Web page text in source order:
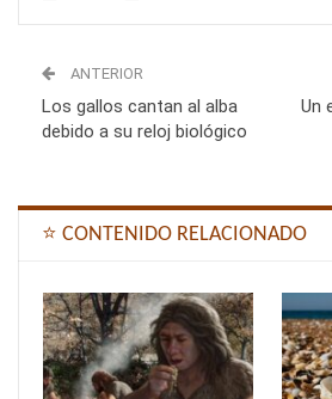
ANTERIOR
Los gallos cantan al alba
debido a su reloj biológico
Un
⭐ CONTENIDO RELACIONADO